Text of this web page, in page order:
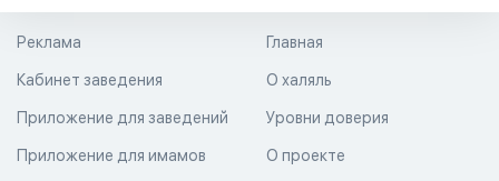
Главная
О халяль
Уровни доверия
Реклама
Кабинет заведения
Приложение для заведений
Приложение для имамов О проекте